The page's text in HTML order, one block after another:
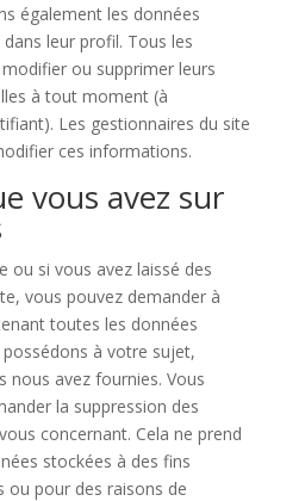
également les données
leur profil. Tous les
ou supprimer leurs
à tout moment (à
Les gestionnaires du site
ces informations.
vous avez sur
ou si vous avez laissé des
vous pouvez demander à
toutes les données
à votre sujet,
nous avez fournies. Vous
la suppression des
concernant. Cela ne prend
stockées à des fins
ou pour des raisons de